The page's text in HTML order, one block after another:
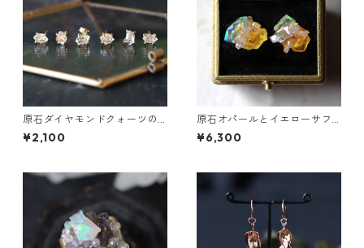
原石ダイヤモンドクォーツの
プチピアス（一粒/片方）
¥2,100
原石オパールとイエローサフ
ァイアのプチピアス
¥6,300